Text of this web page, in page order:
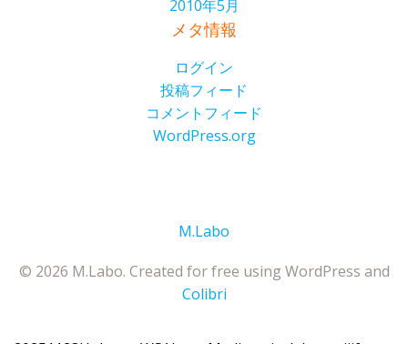
2010年5月
メタ情報
ログイン
投稿フィード
コメントフィード
WordPress.org
M.Labo
© 2026 M.Labo. Created for free using WordPress and
Colibri